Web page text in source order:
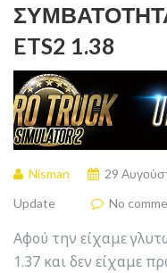
ETS2 1.38
Nisman 29
Update
No
Αφού την είχαμε
1.37 και δεν είχαμε